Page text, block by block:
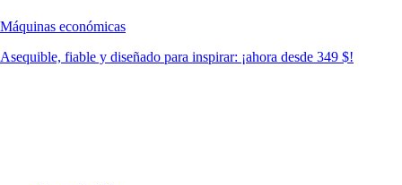
Máquinas económicas
Asequible, fiable y diseñado para inspirar: ¡ahora desde 349 $!